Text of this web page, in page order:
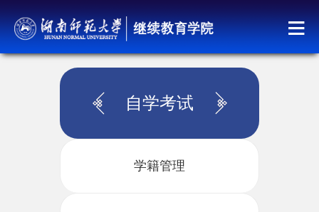
自学考试
学籍管理